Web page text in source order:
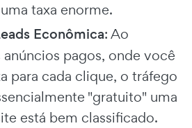
taxa enorme.
Econômica: Ao
pagos, onde você
para cada clique, o tráfego
"gratuito" uma
está bem classificado.